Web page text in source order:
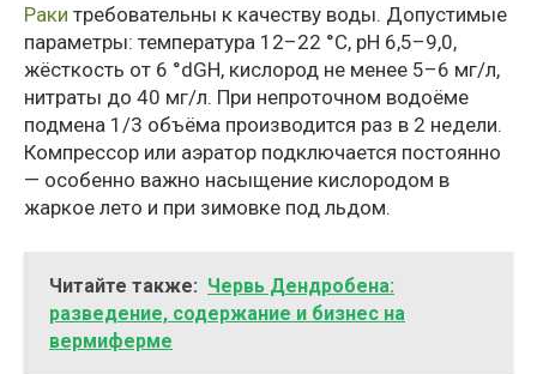
Раки требовательны к качеству воды. Допустимые
параметры: температура 12–22 °C, pH 6,5–9,0,
жёсткость от 6 °dGH, кислород не менее 5–6 мг/л,
нитраты до 40 мг/л. При непроточном водоёме
подмена 1/3 объёма производится раз в 2 недели.
Компрессор или аэратор подключается постоянно
— особенно важно насыщение кислородом в
жаркое лето и при зимовке под льдом.
Читайте также: Червь Дендробена:
разведение, содержание и бизнес на
вермиферме